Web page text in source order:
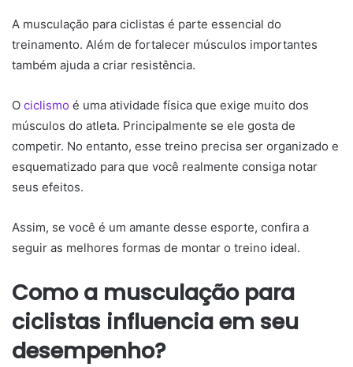
A musculação para ciclistas é parte essencial do
treinamento. Além de fortalecer músculos importantes
também ajuda a criar resistência.
O ciclismo é uma atividade física que exige muito dos
músculos do atleta. Principalmente se ele gosta de
competir. No entanto, esse treino precisa ser organizado e
esquematizado para que você realmente consiga notar
seus efeitos.
Assim, se você é um amante desse esporte, confira a
seguir as melhores formas de montar o treino ideal.
Como a musculação para
ciclistas influencia em seu
desempenho?